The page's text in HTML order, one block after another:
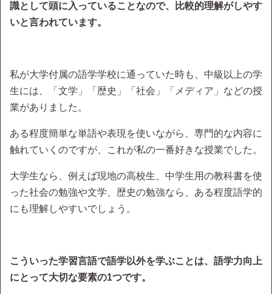
識として頭に入っていることなので、比較的理解がしやす
いと言われています。
私が大学付属の語学学校に通っていた時も、中級以上の学
生には、「文学」「歴史」「社会」「メディア」などの授
業がありました。
ある程度簡単な単語や表現を使いながら、専門的な内容に
触れていくのですが、これが私の一番好きな授業でした。
大学生なら、例えば現地の高校生、中学生用の教科書を使
った社会の勉強や文学、歴史の勉強なら、ある程度語学的
にも理解しやすいでしょう。
こういった学習言語で語学以外を学ぶことは、語学力向上
にとって大切な要素の1つです。